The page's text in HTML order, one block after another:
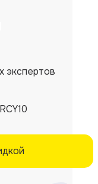
экспертов